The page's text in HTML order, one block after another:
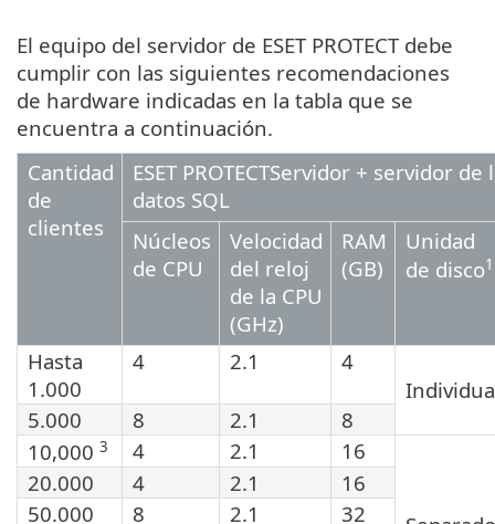
El equipo del servidor de ESET PROTECT debe
cumplir con las siguientes recomendaciones
de hardware indicadas en la tabla que se
encuentra a continuación.
Cantidad
de
clientes
ESET PROTECTServidor + servidor de
datos SQL
Núcleos
de CPU
Velocidad
del reloj
de la CPU
(GHz)
RAM
(GB)
Unidad
de disco1
Hasta
1.000
4 2.1
4
5.000
8 2.1
8
10,000 3 4 2.1 16
20.000 4 2.1
16
50.000
8 2.1
32